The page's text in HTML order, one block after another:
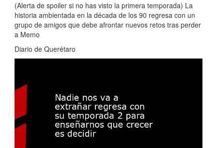
(Alerta de spoiler si no has visto la primera temporada) La
historia ambientada en la década de los 90 regresa con un
grupo de amigos que debe afrontar nuevos retos tras perder
a Memo
Diario de Querétaro